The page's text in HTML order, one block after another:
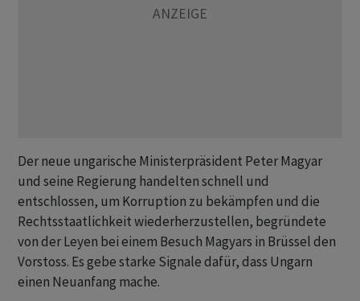
Der neue ungarische Ministerpräsident Peter Magyar
und seine Regierung handelten schnell und
entschlossen, um Korruption zu bekämpfen und die
Rechtsstaatlichkeit wiederherzustellen, begründete
von der Leyen bei einem Besuch Magyars in Brüssel den
Vorstoss. Es gebe starke Signale dafür, dass Ungarn
einen Neuanfang mache.